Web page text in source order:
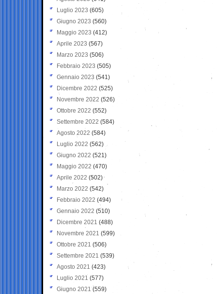
Luglio 2023 (605)
Giugno 2023 (560)
Maggio 2023 (412)
Aprile 2023 (567)
Marzo 2023 (506)
Febbraio 2023 (505)
Gennaio 2023 (541)
Dicembre 2022 (525)
Novembre 2022 (526)
Ottobre 2022 (552)
Settembre 2022 (584)
Agosto 2022 (584)
Luglio 2022 (562)
Giugno 2022 (521)
Maggio 2022 (470)
Aprile 2022 (502)
Marzo 2022 (542)
Febbraio 2022 (494)
Gennaio 2022 (510)
Dicembre 2021 (488)
Novembre 2021 (599)
Ottobre 2021 (506)
Settembre 2021 (539)
Agosto 2021 (423)
Luglio 2021 (577)
Giugno 2021(559)